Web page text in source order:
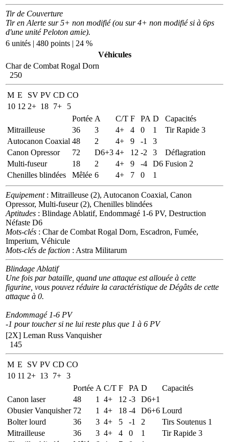
Tir de Couverture
Tir en Alerte sur 5+ non modifié (ou sur 4+ non modifié si à 6ps
d'une unité Peloton amie).
6 unités | 480 points | 24 %
Véhicules
Char de Combat Rogal Dorn
250
M E SV PV CD CO
10 12 2+ 18 7+
5
Portée A C/T F PA D
Capacités
Mitrailleuse
36 3 4+ 4 0 1
Tir Rapide 3
Autocanon Coaxial 48 2 4+ 9 -1
3
Canon Opressor
72 D6+3 4+ 12 -2 3
Déflagration
Multi-fuseur
18 2 4+ 9 -4 D6 Fusion 2
Chenilles blindées
Mêlée 6 4+ 7 0 1
Equipement: Mitrailleuse (2), Autocanon Coaxial, Canon
Opressor, Multi-fuseur (2), Chenilles blindées
Aptitudes : Blindage Ablatif, Endommagé 1-6 PV, Destruction
Néfaste D6
Mots-clés : Char de Combat Rogal Dorn, Escadron, Fumée,
Imperium, Véhicule
Mots-clés de faction : Astra Militarum
Blindage Ablatif
Une fois par bataille, quand une attaque est allouée à cette
figurine, vous pouvez réduire la caractéristique de Dégâts de cette
attaque à 0.
Endommagé 1-6 PV
-1 pour toucher si ne lui reste plus que 1 à 6 PV
[2X] Leman Russ Vanquisher
145
M E SV PV CD CO
10 11 2+ 13 7+ 3
Portée A C/T F PA D
Capacités
Canon laser
48 1 4+ 12 -3
D6+1
Obusier Vanquisher 72 1 4+ 18 -4 D6+6 Lourd
Bolter lourd
36 3 4+ 5 -1 2
Tirs Soutenus 1
Mitrailleuse
36 3 4+ 4 0 1
Tir Rapide 3